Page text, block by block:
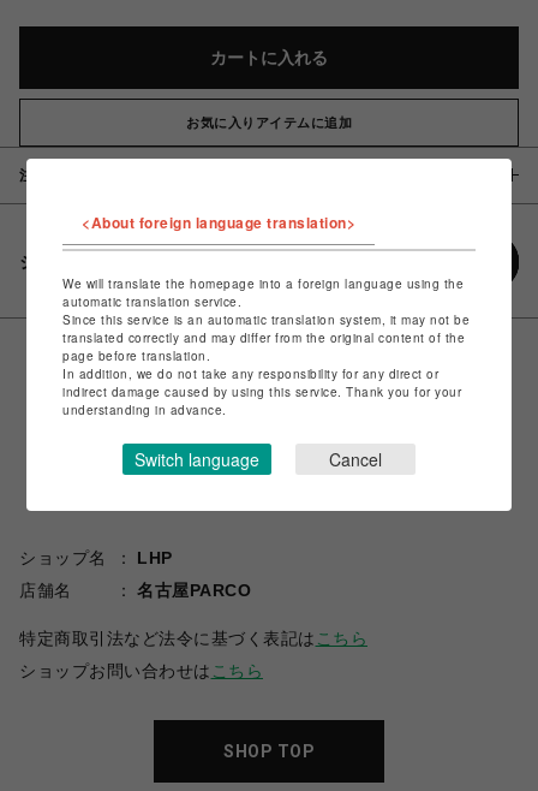
カートに入れる
お気に入りアイテムに追加
注意事項
シェアする
ショップ名
LHP
店舗名
名古屋PARCO
特定商取引法など法令に基づく表記は こちら
ショップお問い合わせは こちら
SHOP TOP
<About foreign language translation>
We will translate the homepage into a foreign language using the
automatic translation service.
Since this service is an automatic translation system, it may not be
translated correctly and may differ from the original content of the
page before translation.
In addition, we do not take any responsibility for any direct or
indirect damage caused by using this service. Thank you for your
understanding in advance.
Switch language Cancel